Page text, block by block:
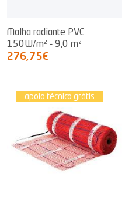
Malha radiante PVC
150W/m² - 9,0 m²
276,75€
apoio técnico grátis